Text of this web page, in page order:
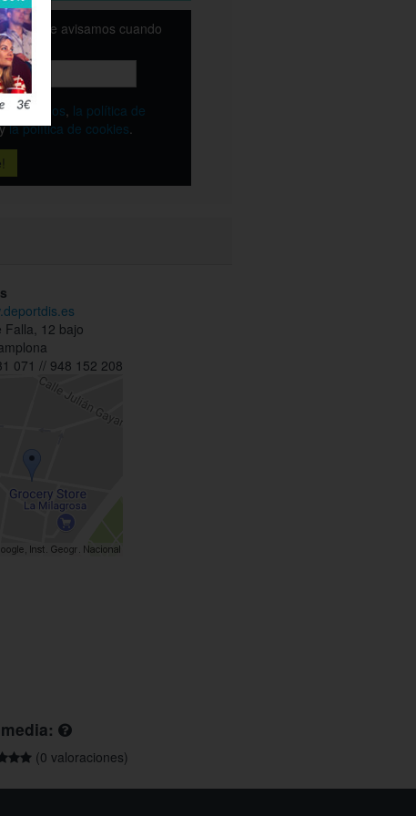
y te avisamos cuando
términos, la política de
la política de cookies.
Falla, 12 bajo
071 // 948 152 208
(0 valoraciones)